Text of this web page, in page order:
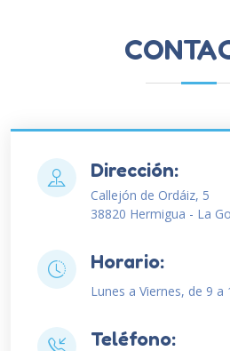
Dirección:
Callejón de Ordáiz, 5
38820 Hermigua - La
Horario:
Lunes a Viernes, de 9 a
Teléfono: